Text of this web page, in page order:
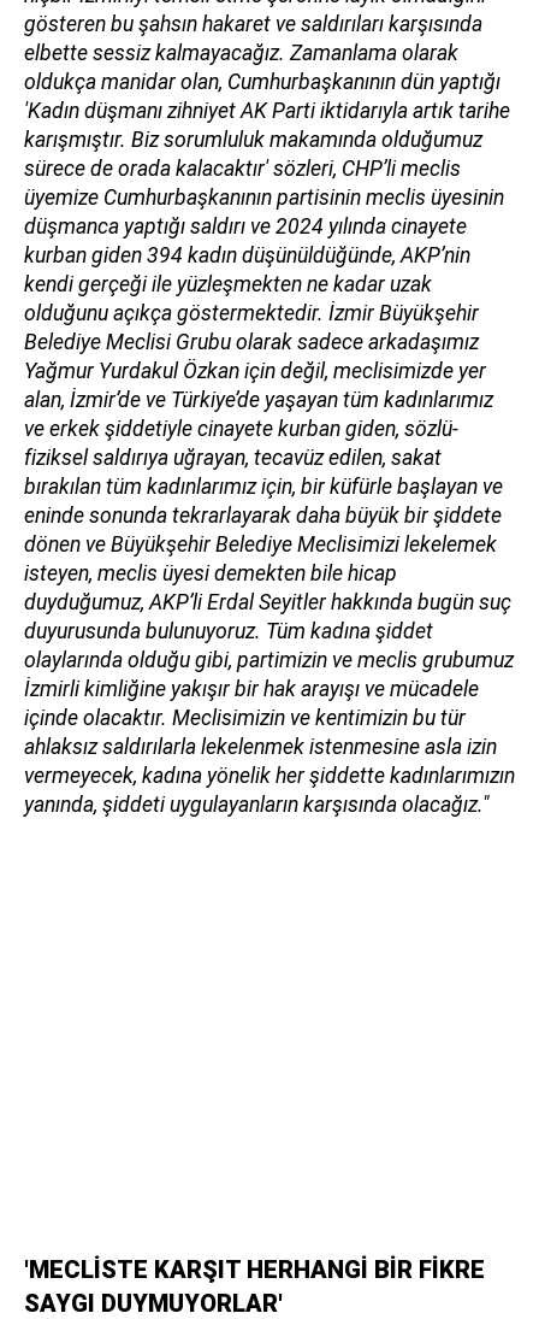
gösteren bu şahsın hakaret ve saldırıları karşısında
elbette sessiz kalmayacağız. Zamanlama olarak
oldukça manidar olan, Cumhurbaşkanının dün yaptığı
'Kadın düşmanı zihniyet AK Parti iktidarıyla artık tarihe
karışmıştır. Biz sorumluluk makamında olduğumuz
sürece de orada kalacaktır' sözleri, CHP’li meclis
üyemize Cumhurbaşkanının partisinin meclis üyesinin
düşmanca yaptığı saldırı ve 2024 yılında cinayete
kurban giden 394 kadın düşünüldüğünde, AKP’nin
kendi gerçeği ile yüzleşmekten ne kadar uzak
olduğunu açıkça göstermektedir. İzmir Büyükşehir
Belediye Meclisi Grubu olarak sadece arkadaşımız
Yağmur Yurdakul Özkan için değil, meclisimizde yer
alan, İzmir’de ve Türkiye’de yaşayan tüm kadınlarımız
ve erkek şiddetiyle cinayete kurban giden, sözlü-
fiziksel saldırıya uğrayan, tecavüz edilen, sakat
bırakılan tüm kadınlarımız için, bir küfürle başlayan ve
eninde sonunda tekrarlayarak daha büyük bir şiddete
dönen ve Büyükşehir Belediye Meclisimizi lekelemek
isteyen, meclis üyesi demekten bile hicap
duyduğumuz, AKP’li Erdal Seyitler hakkında bugün suç
duyurusunda bulunuyoruz. Tüm kadına şiddet
olaylarında olduğu gibi, partimizin ve meclis grubumuz
İzmirli kimliğine yakışır bir hak arayışı ve mücadele
içinde olacaktır. Meclisimizin ve kentimizin bu tür
ahlaksız saldırılarla lekelenmek istenmesine asla izin
vermeyecek, kadına yönelik her şiddette kadınlarımızın
yanında, şiddeti uygulayanların karşısında olacağız."
'MECLİSTE KARŞIT HERHANGİ BİR FİKRE
SAYGI DUYMUYORLAR'